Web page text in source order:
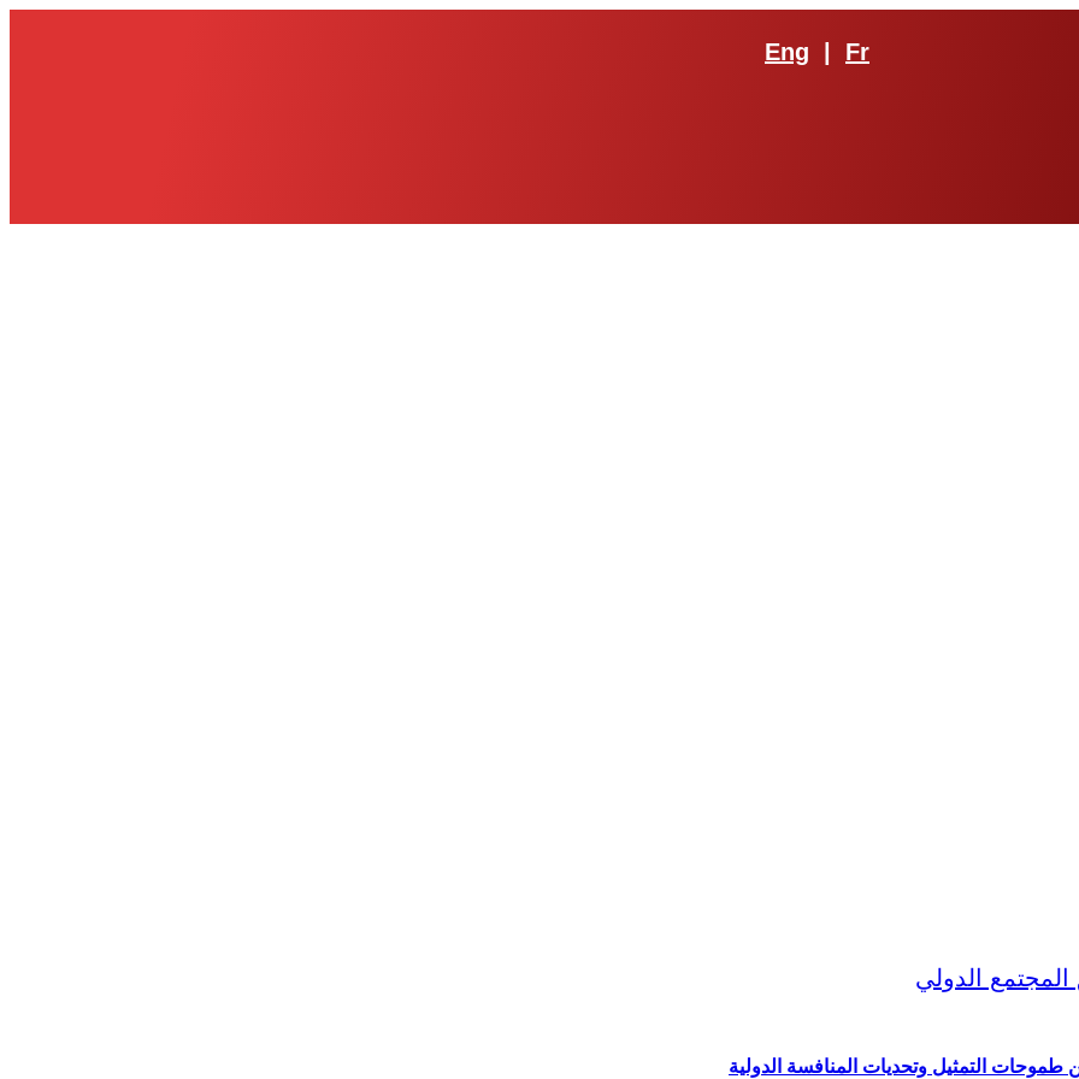
Eng Fr
طموحات التمثيل وتحديات المنافسة الدولية